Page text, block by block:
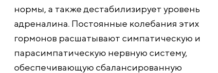
нормы, а также дестабилизирует уровень
адреналина. Постоянные колебания этих
гормонов расшатывают симпатическую и
парасимпатическую нервную систему,
обеспечивающую сбалансированную